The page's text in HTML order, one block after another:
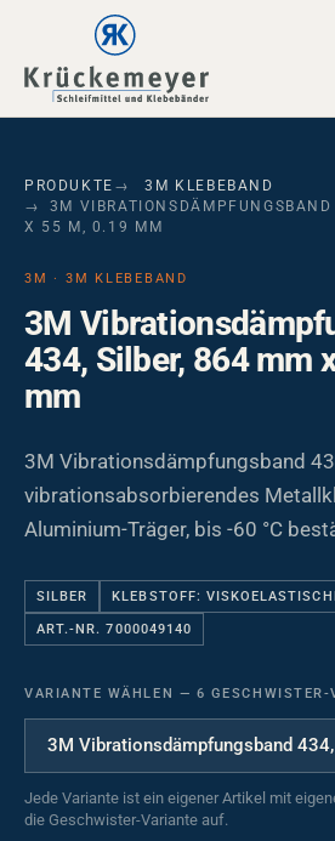
Skip to main navigation
Skip to main content
Skip to page footer
PRODUKTE
3M KLEBEBAND
3M
X 55 M, 0.19 MM
3M · 3M KLEBEBAND
3M
434, Silber, 864 mm
mm
3M Vibrationsdämpfungsband
vibrationsabsorbierendes
Aluminium-Träger, bis -60 °C
SILBER KLEBSTOFF:
ART.-NR. 7000049140
VARIANTE WÄHLEN — 6 GESCHWISTER-
Jede Variante ist ein eigener Artikel mit
die Geschwister-Variante auf.